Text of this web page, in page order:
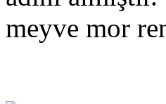
meyve mor